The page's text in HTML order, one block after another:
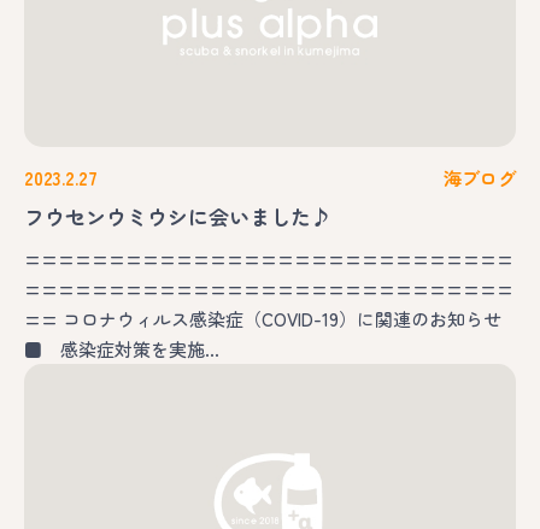
2023.2.27 海ブログ
フウセンウミウシに会いました♪
=============================
=============================
== コロナウィルス感染症（COVID-19）に関連のお知らせ
■ 感染症対策を実施…